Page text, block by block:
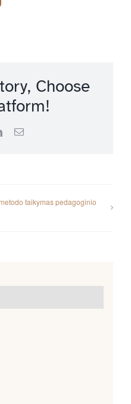
Choose
LinkedInEmail
taikymas pedagoginio